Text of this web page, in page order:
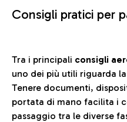
Consigli pratici per
Tra i principali consigli
uno dei più utili riguarda
Tenere documenti,
portata di mano facilita i
passaggio tra le diverse